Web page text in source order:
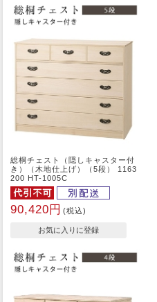
総桐チェスト（隠しキャスター付
き）（木地仕上げ）（5段） 1163
200 HT-1005C
90,420円 (税込)